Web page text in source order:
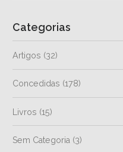
Categorias
Artigos (32)
Concedidas (178)
Livros (15)
Sem Categoria (3)